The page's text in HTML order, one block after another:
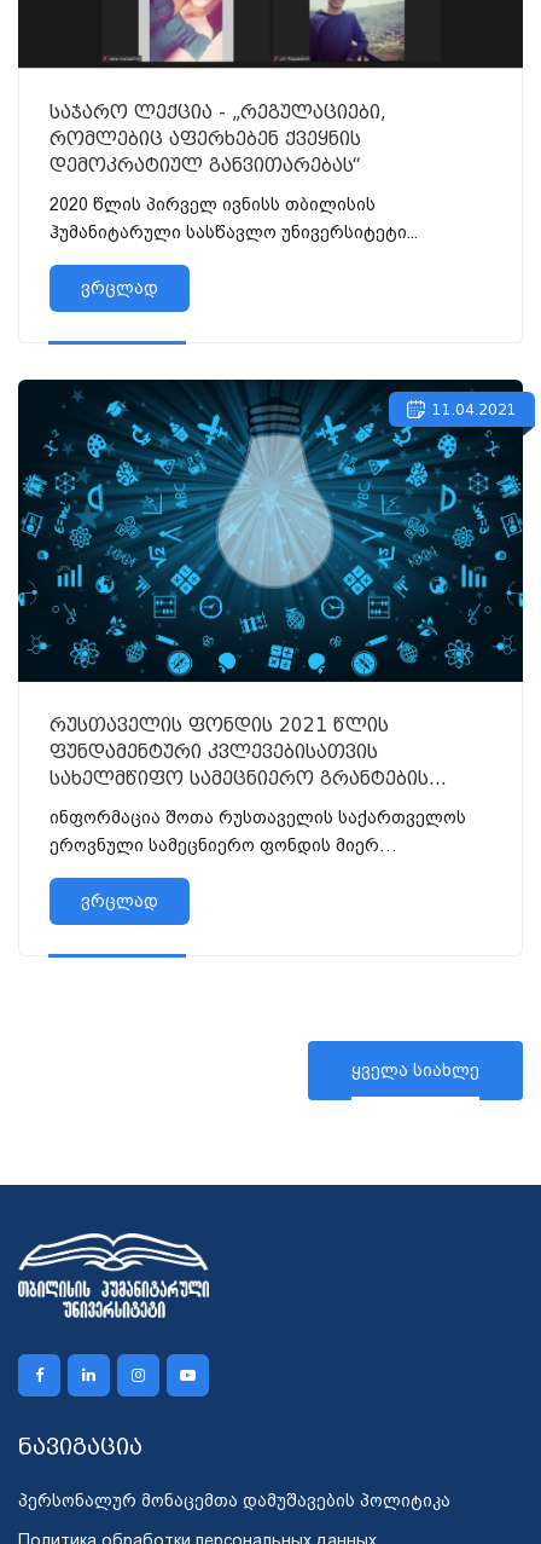
საჯარო ლექცია - „რეგულაციები,
რომლებიც აფერხებენ ქვეყნის
დემოკრატიულ განვითარებას“
2020 წლის პირველ ივნისს თბილისის
ჰუმანიტარული სასწავლო უნივერსიტეტი...
ვრცლად
11.04.2021
რუსთაველის ფონდის 2021 წლის
ფუნდამენტური კვლევებისათვის
სახელმწიფო სამეცნიერო გრანტების
კონკურსი
ინფორმაცია შოთა რუსთაველის საქართველოს
ეროვნული სამეცნიერო ფონდის მიერ
გამოცხადებული
ვრცლად
ყველა სიახლე
ნავიგაცია
პერსონალურ მონაცემთა დამუშავების პოლიტიკა